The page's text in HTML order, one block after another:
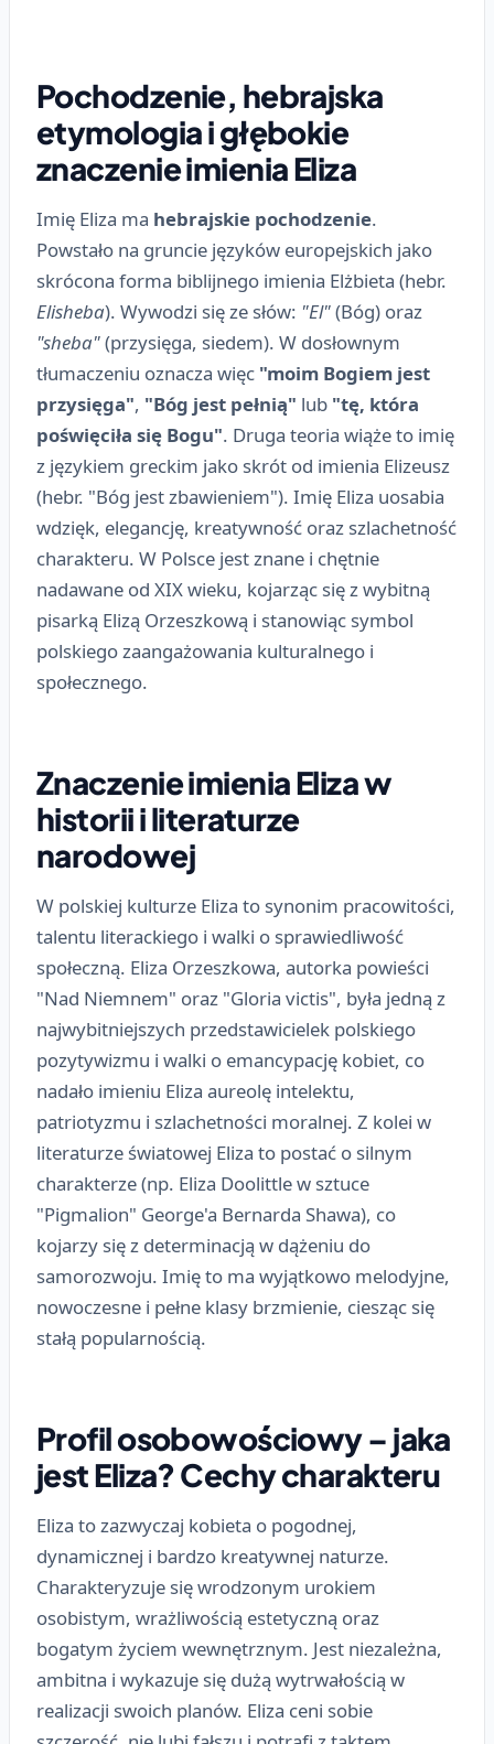
Pochodzenie, hebrajska
etymologia i głębokie
znaczenie imienia Eliza
Imię Eliza ma hebrajskie pochodzenie.
Powstało na gruncie języków europejskich jako
skrócona forma biblijnego imienia Elżbieta (hebr.
Elisheba). Wywodzi się ze słów: "El"(Bóg) oraz
"sheba"(przysięga, siedem). W dosłownym
tłumaczeniu oznacza więc "moim Bogiem jest
przysięga", "Bóg jest pełnią" lub "tę, która
poświęciła się Bogu". Druga teoria wiąże to imię
z językiem greckim jako skrót od imienia Elizeusz
(hebr. "Bóg jest zbawieniem"). Imię Eliza uosabia
wdzięk, elegancję, kreatywność oraz szlachetność
charakteru. W Polsce jest znane i chętnie
nadawane od XIX wieku, kojarząc się z wybitną
pisarką Elizą Orzeszkową i stanowiąc symbol
polskiego zaangażowania kulturalnego i
społecznego.
Znaczenie imienia Eliza w
historii i literaturze
narodowej
W polskiej kulturze Eliza to synonim pracowitości,
talentu literackiego i walki o sprawiedliwość
społeczną. Eliza Orzeszkowa, autorka powieści
"Nad Niemnem" oraz "Gloria victis", była jedną z
najwybitniejszych przedstawicielek polskiego
pozytywizmu i walki o emancypację kobiet, co
nadało imieniu Eliza aureolę intelektu,
patriotyzmu i szlachetności moralnej. Z kolei w
literaturze światowej Eliza to postać o silnym
charakterze (np. Eliza Doolittle w sztuce
"Pigmalion" George'a Bernarda Shawa), co
kojarzy się z determinacją w dążeniu do
samorozwoju. Imię to ma wyjątkowo melodyjne,
nowoczesne i pełne klasy brzmienie, ciesząc się
stałą popularnością.
Profil osobowościowy – jaka
jest Eliza? Cechy charakteru
Eliza to zazwyczaj kobieta o pogodnej,
dynamicznej i bardzo kreatywnej naturze.
Charakteryzuje się wrodzonym urokiem
osobistym, wrażliwością estetyczną oraz
bogatym życiem wewnętrznym. Jest niezależna,
ambitna i wykazuje się dużą wytrwałością w
realizacji swoich planów. Eliza ceni sobie